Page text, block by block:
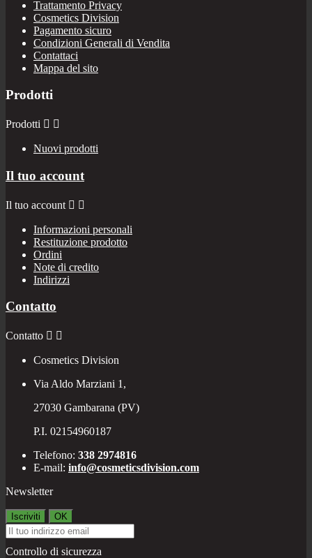
Trattamento Privacy
Cosmetics Division
Pagamento sicuro
Condizioni Generali di Vendita
Contattaci
Mappa del sito
Prodotti
Prodotti  
Nuovi prodotti
Il tuo account
Il tuo account  
Informazioni personali
Restituzione prodotto
Ordini
Note di credito
Indirizzi
Contatto
Contatto  
Cosmetics Division
Via Aldo Marziani 1,
27030 Gambarana (PV)
P.I. 02154960187
Telefono: 338 2974816
E-mail: info@cosmeticsdivision.com
Newsletter
Controllo di sicurezza